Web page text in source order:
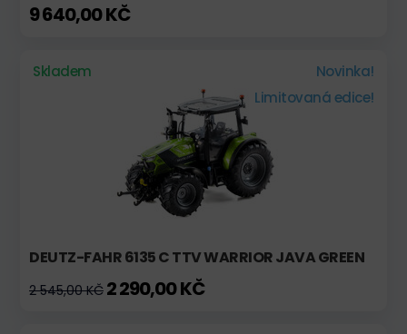
9 640,00 KČ
Skladem
Novinka!
Limitovaná edice!
DEUTZ-FAHR 6135 C TTV WARRIOR JAVA GREEN
2 545,00 KČ 2 290,00 KČ